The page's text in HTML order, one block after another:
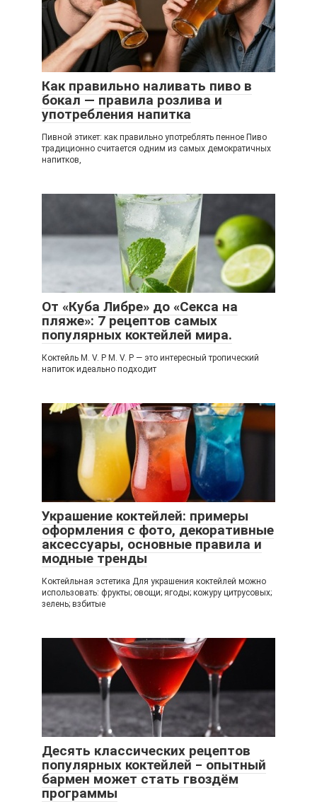
Как правильно наливать пиво в
бокал — правила розлива и
употребления напитка
Пивной этикет: как правильно употреблять пенное Пиво
традиционно считается одним из самых демократичных
напитков,
От «Куба Либре» до «Секса на
пляже»: 7 рецептов самых
популярных коктейлей мира.
Коктейль M. V. P M. V. P — это интересный тропический
напиток идеально подходит
Украшение коктейлей: примеры
оформления с фото, декоративные
аксессуары, основные правила и
модные тренды
Коктейльная эстетика Для украшения коктейлей можно
использовать: фрукты; овощи; ягоды; кожуру цитрусовых;
зелень; взбитые
Десять классических рецептов
популярных коктейлей ‒ опытный
бармен может стать гвоздём
программы